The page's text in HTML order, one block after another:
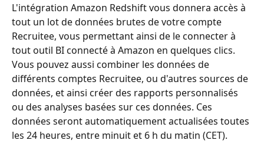
L'intégration Amazon Redshift vous donnera accès à
tout un lot de données brutes de votre compte
Recruitee, vous permettant ainsi de le connecter à
tout outil BI connecté à Amazon en quelques clics.
Vous pouvez aussi combiner les données de
différents comptes Recruitee, ou d'autres sources de
données, et ainsi créer des rapports personnalisés
ou des analyses basées sur ces données. Ces
données seront automatiquement actualisées toutes
les 24 heures, entre minuit et 6 h du matin (CET).